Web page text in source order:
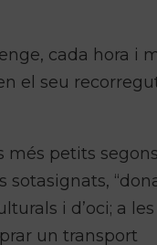
cada hora i
el seu
més petits
sotasignats,
i d’oci; a les
un transport